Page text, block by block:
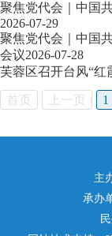
聚焦党代会｜中国
2026-07-29
聚焦党代会｜中国
会议2026-07-28
芙蓉区召开台风“红
首页 上一页 1
主
承办